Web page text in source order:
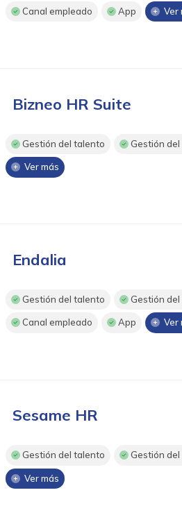
Canal empleado App Ver
Bizneo HR Suite
Gestión del talento Gestión del
Ver más
Endalia
Gestión del talento Gestión del
Canal empleado App Ver
Sesame HR
Gestión del talento Gestión del
Ver más